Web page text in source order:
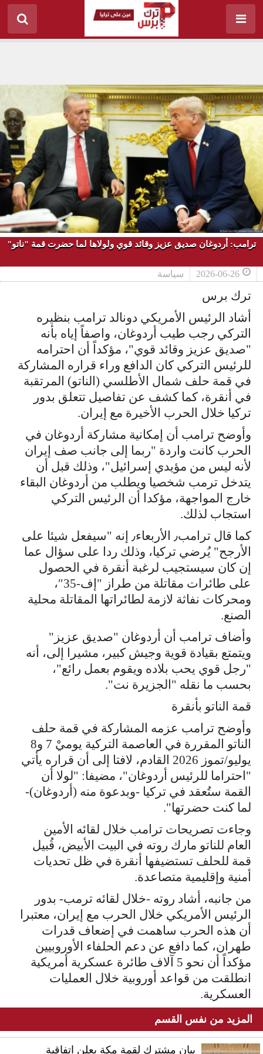
ترامب: أردوغان صديق عزيز وقائد قوي ولولاها لما حضرت قمة "ناتو"
2026-06-26 سياسة
ترك برس
أشاد الرئيس الأمريكي دونالد ترامب بنظيره
التركي رجب طيب أردوغان، واصفاً إياه بأنه
"صديق عزيز وقائد قوي"، مؤكداً أن احترامه
للرئيس التركي كان الدافع وراء قراره المشاركة
في قمة حلف شمال الأطلسي (الناتو) المرتقبة
في أنقرة، كما كشف عن تفاصيل تتعلق بدور
تركيا خلال الحرب الأخيرة مع إيران.
وأوضح ترامب أن إمكانية مشاركة أردوغان في
الحرب كانت واردة "ربما إلى جانب صف إيران
لأنه ليس من مؤيدي إسرائيل"، وذلك قبل أن
يتدخل ترمب شخصيا ويطلب من أردوغان البقاء
خارج المواجهة، مؤكدا أن الرئيس التركي
استجاب لذلك.
كما قال ترامب٫ الأربعاء٫ إنه "سيفعل شيئا على
الأرجح" يُرضي ‌تركيا، وذلك ردا على سؤال عما
إن كان سيستجيب لرغبة أنقرة في الحصول
على طائرات مقاتلة من طراز "إف-35″،
ومحركات نفاثة لازمة لطائراتها المقاتلة محلية
‌الصنع.
وأضاف ترامب أن أردوغان "صديق عزيز"
ويتمتع بقيادة قوية وجيش كبير، مشيرا إلى، أنه
"رجل قوي يحب بلاده ويقوم بعمل رائع"،
بحسب ما نقله "الجزيرة نت".
قمة الناتو بأنقرة
وأوضح ترامب عزمه المشاركة في قمة حلف
الناتو المقررة في العاصمة التركية يوميْ 7 و8
يوليو/تموز 2026 القادم، لافتا إلى أن قراره يأتي
"احتراما للرئيس أردوغان"، مضيفا: "لولا أن
القمة ستُعقد في تركيا -وبدعوة منه (أردوغان)-
لما كنت حضرتها".
وجاءت تصريحات ترامب خلال لقائه الأمين
العام للناتو مارك روته في البيت الأبيض، قُبيل
قمة للحلف تستضيفها أنقرة في ظل تحديات
أمنية وإقليمية متصاعدة.
من جانبه، أشاد روته -خلال لقائه ترمب- بدور
الرئيس الأمريكي خلال الحرب مع إيران، معتبرا
أن هذه الحرب ساهمت في إضعاف قدرات
طهران، كما دافع عن دعم الحلفاء الأوروبيين
مؤكداً أن نحو 5 آلاف طائرة عسكرية أمريكية
انطلقت من قواعد أوروبية خلال العمليات
العسكرية.
المزيد من نفس القسم
بيان مشترك لقمة مكة يعلن اتفاقية